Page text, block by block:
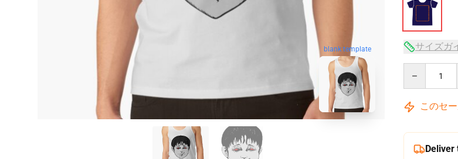
blank template サイズガ
このセ
Deliver